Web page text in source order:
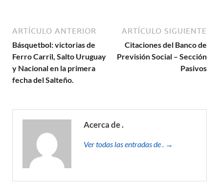
ARTÍCULO ANTERIOR
Básquetbol: victorias de
Ferro Carril, Salto Uruguay
y Nacional en la primera
fecha del Salteño.
ARTÍCULO SIGUIENTE
Citaciones del Banco de
Previsión Social – Sección
Pasivos
Acerca de .
Ver todas las entradas de . →